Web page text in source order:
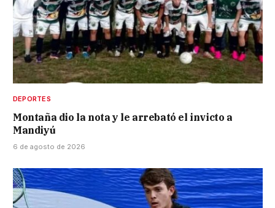
DEPORTES
Montaña dio la nota y le arrebató el invicto a
Mandiyú
6 de agosto de 2026